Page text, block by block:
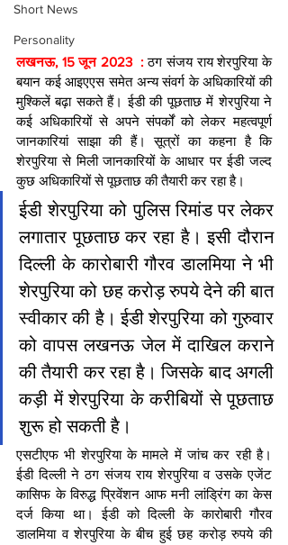
Short News
Personality
लखनऊ, 15 जून 2023  : ठग संजय राय शेरपुरिया के
बयान कई आइएएस समेत अन्य संवर्ग के अधिकारियों की
मुश्किलें बढ़ा सकते हैं। ईडी की पूछताछ में शेरपुरिया ने
कई अधिकारियों से अपने संपर्कों को लेकर महत्वपूर्ण
जानकारियां साझा की हैं। सूत्रों का कहना है कि
शेरपुरिया से मिली जानकारियों के आधार पर ईडी जल्द
कुछ अधिकारियों से पूछताछ की तैयारी कर रहा है।
ईडी शेरपुरिया को पुलिस रिमांड पर लेकर
लगातार पूछताछ कर रहा है। इसी दौरान
दिल्ली के कारोबारी गौरव डालमिया ने भी
शेरपुरिया को छह करोड़ रुपये देने की बात
स्वीकार की है। ईडी शेरपुरिया को गुरुवार
को वापस लखनऊ जेल में दाखिल कराने
की तैयारी कर रहा है। जिसके बाद अगली
कड़ी में शेरपुरिया के करीबियों से पूछताछ
शुरू हो सकती है।
एसटीएफ भी शेरपुरिया के मामले में जांच कर रही है।
ईडी दिल्ली ने ठग संजय राय शेरपुरिया व उसके एजेंट
कासिफ के विरुद्ध प्रिवेंशन आफ मनी लांड्रिंग का केस
दर्ज किया था। ईडी को दिल्ली के कारोबारी गौरव
डालमिया व शेरपुरिया के बीच हुई छह करोड़ रुपये की